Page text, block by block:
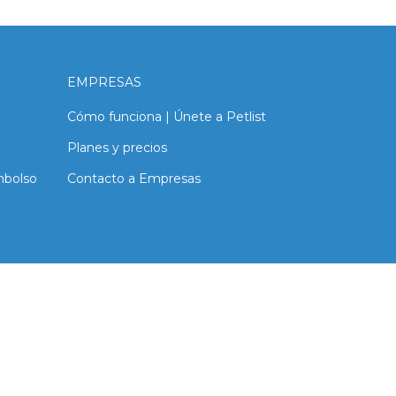
EMPRESAS
Cómo funciona | Únete a Petlist
Planes y precios
Contacto a Empresas